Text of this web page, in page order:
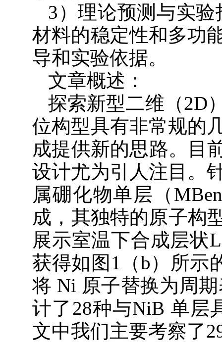
3）理论预测与实验
材料的稳定性和多功
导和实验依据。
文章概述：
探索新型二维（2D
位构型具有非常规的
成提供新的思路。目
设计尤为引人注目。
属硼化物单层（
成，其独特的原子构
展示室温下合成层状
获得如图1（b）所示
将 Ni 原子替换为周
计了28种与NiB 单层
文中我们主要考察了